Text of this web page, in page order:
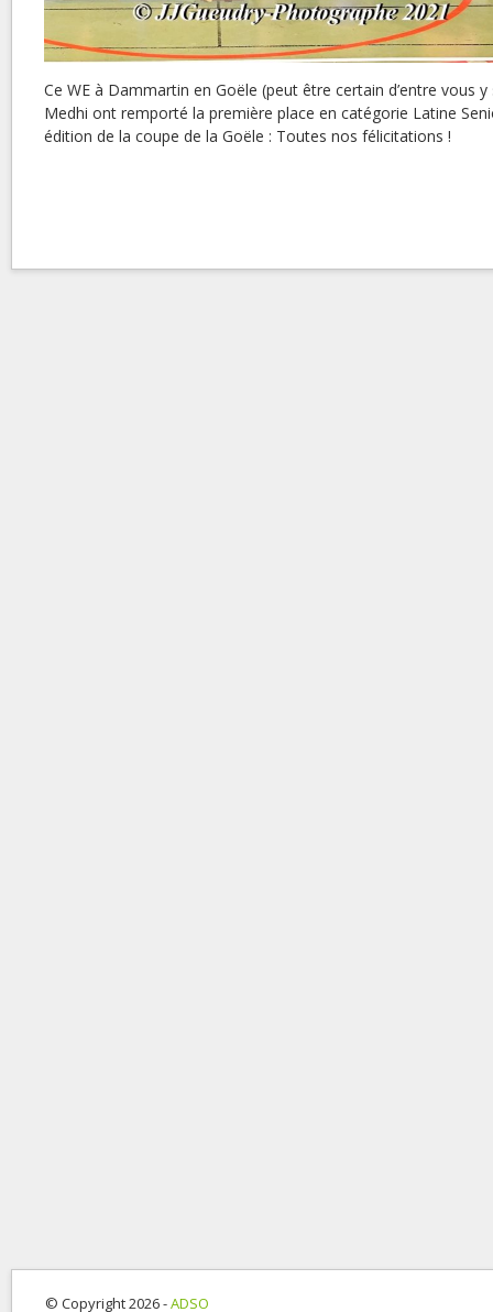
Ce WE à Dammartin en Goële (peut être certain d’entre vous
Medhi ont remporté la première place en catégorie Latine
édition de la coupe de la Goële : Toutes nos félicitations !
© Copyright 2026 -ADSO